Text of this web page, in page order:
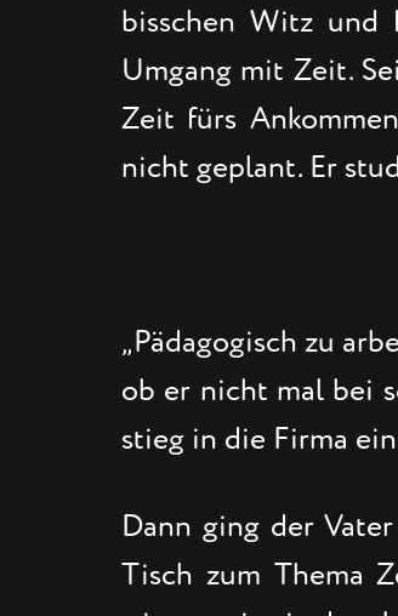
bisschen Witz und
Umgang mit Zeit.
Zeit fürs
nicht geplant. Er
„Pädagogisch zu
ob er nicht mal bei
stieg in die Firma
Dann ging der
Tisch zum Thema